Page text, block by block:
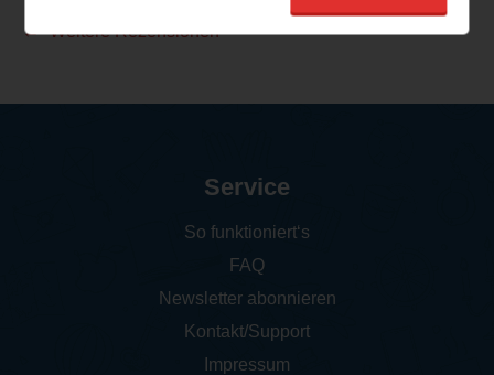
Weitere Rezensionen
Service
So funktioniert‘s
FAQ
Newsletter abonnieren
Kontakt/Support
Impressum